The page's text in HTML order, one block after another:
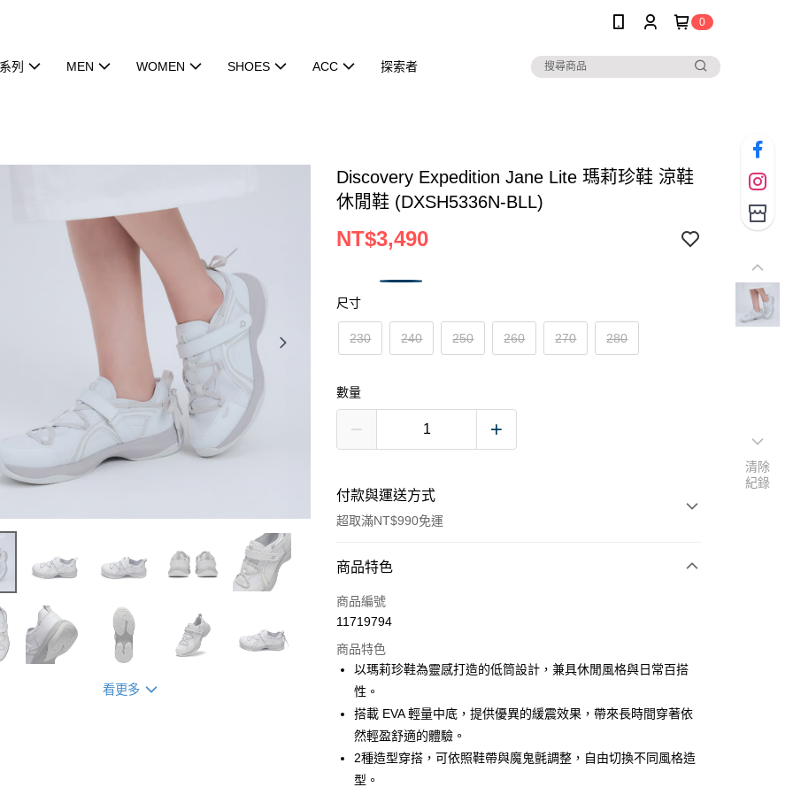
0
列 MEN WOMEN SHOES ACC 探索者
看更多
Discovery Expedition Jane Lite 瑪莉珍鞋 涼鞋
休閒鞋 (DXSH5336N-BLL)
NT$3,490
尺寸
230 240 250 260 270 280
數量
付款與運送方式
超取滿NT$990免運
付款方式
信用卡一次付款
LINE Pay
Apple Pay
運送方式
全家取貨付款<未取貨列黑名單/不支援離島取退>
商品特色
商品編號
11719794
商品特色
以瑪莉珍鞋為靈感打造的低筒設計，兼具休閒風格與日常百搭
性。
搭載 EVA 輕量中底，提供優異的緩震效果，帶來長時間穿著依
然輕盈舒適的體驗。
2種造型穿搭，可依照鞋帶與魔鬼氈調整，自由切換不同風格造
型。
清除
紀錄